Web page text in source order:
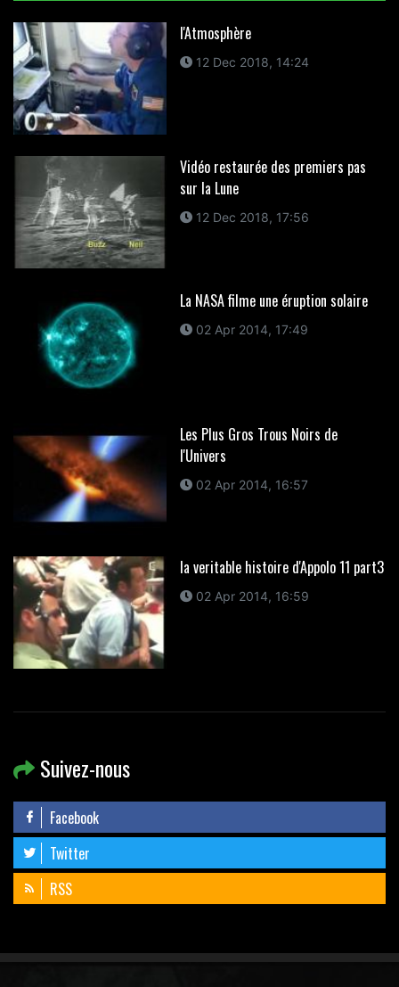
l'Atmosphère
12 Dec 2018, 14:24
Vidéo restaurée des premiers pas
sur la Lune
12 Dec 2018, 17:56
La NASA filme une éruption solaire
02 Apr 2014, 17:49
Les Plus Gros Trous Noirs de
l'Univers
02 Apr 2014, 16:57
la veritable histoire d'Appolo 11 part3
02 Apr 2014, 16:59
Suivez-nous
Facebook
Twitter
RSS